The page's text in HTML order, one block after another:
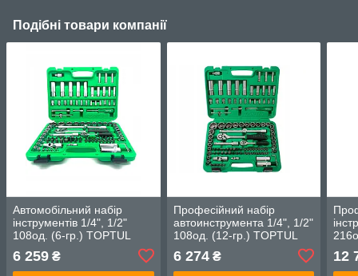
Подібні товари компанії
Автомобільний набір
інструментів 1/4", 1/2"
108од. (6-гр.) TOPTUL
6 259 ₴
Професійний набір
автоинструмента 1/4", 1/2"
108од. (12-гр.) TOPTUL
6 274₴ 12